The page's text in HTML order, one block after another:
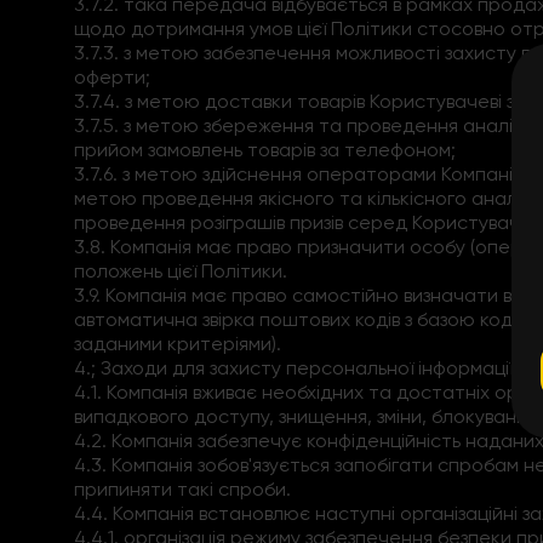
щодо дотримання умов цієї Політики стосовно
3.7.3. з метою забезпечення можливості захисту
оферти;
3.7.4. з метою доставки товарів Користувачеві за
3.7.5. з метою збереження та проведення аналізу
прийом замовлень товарів за телефоном;
3.7.6. з метою здійснення операторами Компанії
метою проведення якісного та кількісного
проведення розіграшів призів серед
3.8. Компанія має право призначити особу
положень цієї Політики.
3.9. Компанія має право самостійно визначати
автоматична звірка поштових кодів з базою
заданими критеріями).
4.; Заходи для захисту персональної інформації
4.1. Компанія вживає необхідних та достатніх
випадкового доступу, знищення, зміни,
4.2. Компанія забезпечує конфіденційність
4.3. Компанія зобов'язується запобігати спробам
припиняти такі спроби.
4.4. Компанія встановлює наступні організаційні
4.4.1. організація режиму забезпечення безпеки